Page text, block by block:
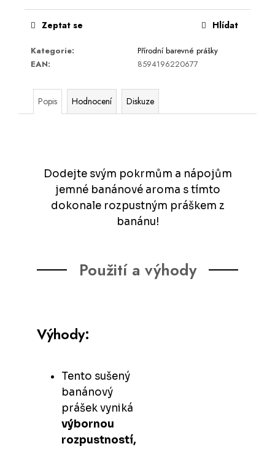
Kategorie:
Přírodní barevné prášky
EAN: 8594196220677
Zeptat se Hlídat
Popis Hodnocení Diskuze
Dodejte svým pokrmům a nápojům
jemné banánové aroma s tímto
dokonale rozpustným práškem z
banánu!
Použití a výhody
Výhody:
Tento sušený
banánový
prášek vyniká
výbornou
rozpustností,